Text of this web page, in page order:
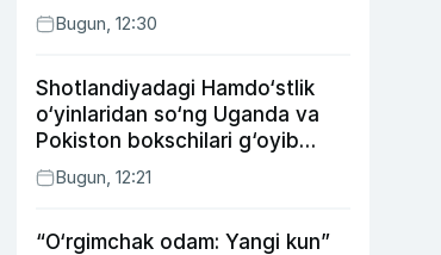
Bugun, 12:30
Shotlandiyadagi Hamdo‘stlik
o‘yinlaridan so‘ng Uganda va
Pokiston bokschilari g‘oyib
bo‘ldiBugun, 12:21
“O‘rgimchak odam: Yangi kun”